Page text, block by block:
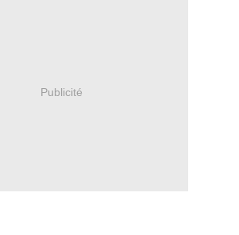
Publicité